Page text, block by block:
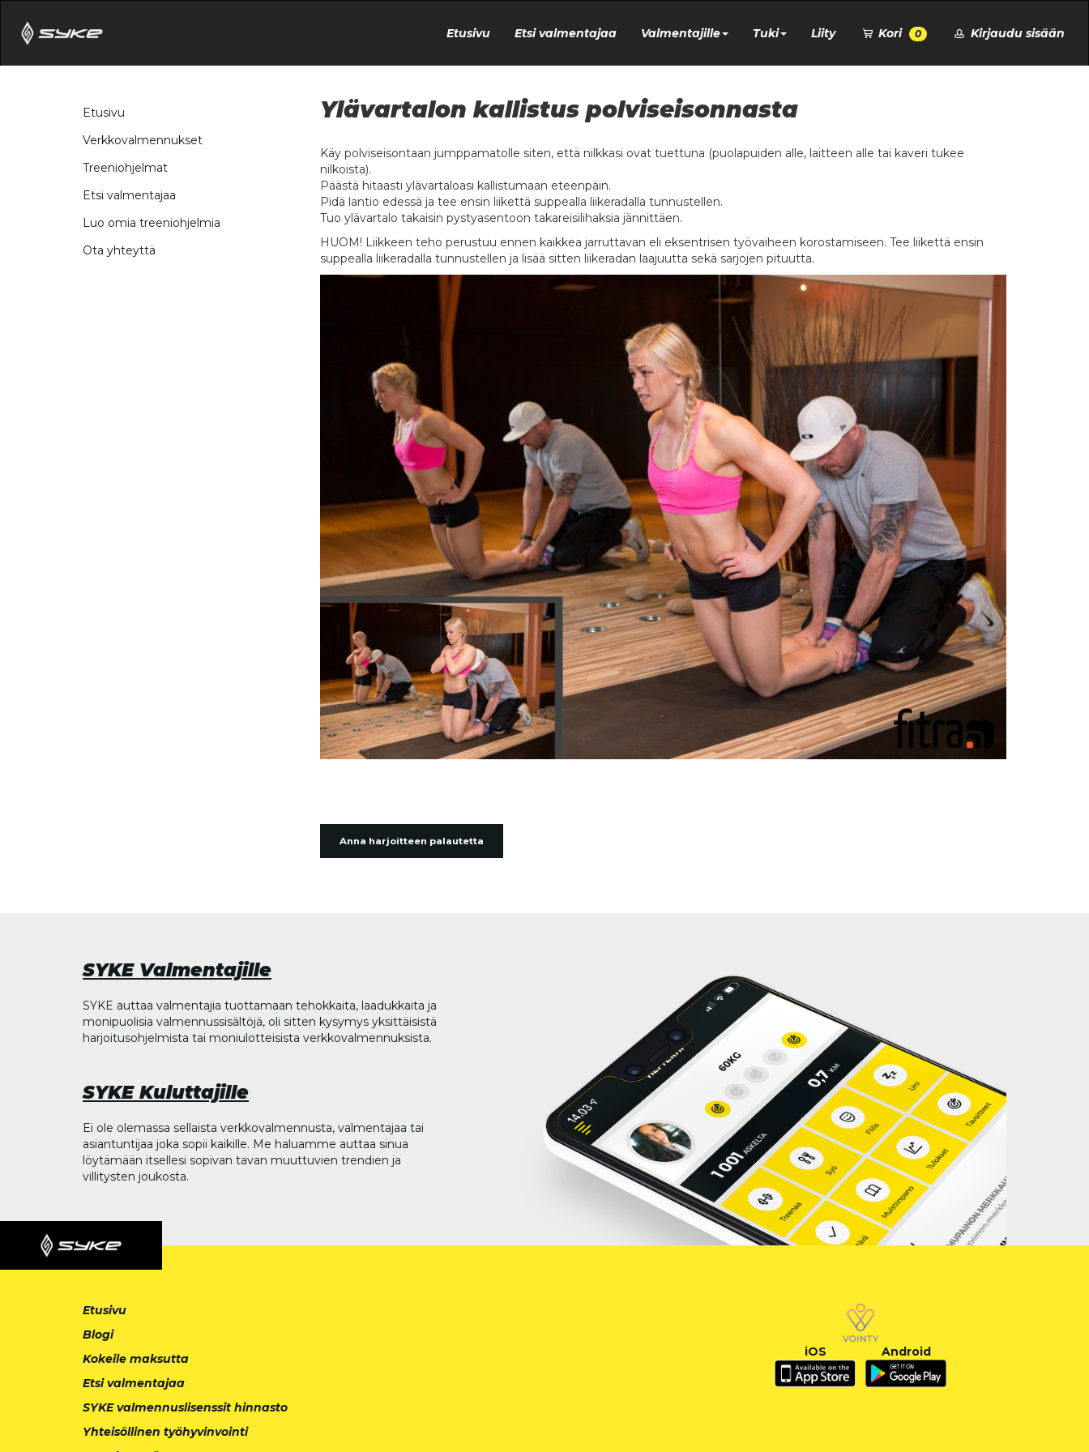
Etusivu Etsi valmentajaa Valmentajille Tuki Liity Kori 0 Kirjaudu sisään
Etusivu
Verkkovalmennukset
Treeniohjelmat
Etsi valmentajaa
Luo omia treeniohjelmia
Ota yhteyttä
Ylävartalon kallistus polviseisonnasta
Käy polviseisontaan jumppamatolle siten, että nilkkasi ovat tuettuna (puolapuiden alle, laitteen alle tai kaveri tukee
nilkoista).
Päästä hitaasti ylävartaloasi kallistumaan eteenpäin.
Pidä lantio edessä ja tee ensin liikettä suppealla liikeradalla tunnustellen.
Tuo ylävartalo takaisin pystyasentoon takareisilihaksia jännittäen.
HUOM! Liikkeen teho perustuu ennen kaikkea jarruttavan eli eksentrisen työvaiheen korostamiseen. Tee liikettä ensin
suppealla liikeradalla tunnustellen ja lisää sitten liikeradan laajuutta sekä sarjojen pituutta.
Anna harjoitteen palautetta
SYKE Valmentajille
SYKE auttaa valmentajia tuottamaan tehokkaita, laadukkaita ja
monipuolisia valmennussisältöjä, oli sitten kysymys yksittäisistä
harjoitusohjelmista tai moniulotteisista verkkovalmennuksista.
SYKE Kuluttajille
Ei ole olemassa sellaista verkkovalmennusta, valmentajaa tai
asiantuntijaa joka sopii kaikille. Me haluamme auttaa sinua
löytämään itsellesi sopivan tavan muuttuvien trendien ja
villitysten joukosta.
Etusivu
Blogi
Kokeile maksutta
Etsi valmentajaa
SYKE valmennuslisenssit hinnasto
Yhteisöllinen työhyvinvointi
iOS Android